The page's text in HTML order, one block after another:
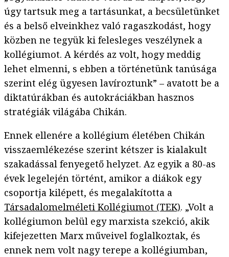
úgy tartsuk meg a tartásunkat, a becsületünket
és a belső elveinkhez való ragaszkodást, hogy
közben ne tegyük ki felesleges veszélynek a
kollégiumot. A kérdés az volt, hogy meddig
lehet elmenni, s ebben a történetünk tanúsága
szerint elég ügyesen lavíroztunk” – avatott be a
diktatúrákban és autokráciákban hasznos
stratégiák világába Chikán.
Ennek ellenére a kollégium életében Chikán
visszaemlékezése szerint kétszer is kialakult
szakadással fenyegető helyzet. Az egyik a 80-as
évek legelején történt, amikor a diákok egy
csoportja kilépett, és megalakította a
Társadalomelméleti Kollégiumot (TEK). „Volt a
kollégiumon belül egy marxista szekció, akik
kifejezetten Marx műveivel foglalkoztak, és
ennek nem volt nagy terepe a kollégiumban,